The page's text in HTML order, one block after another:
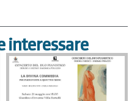
interessare